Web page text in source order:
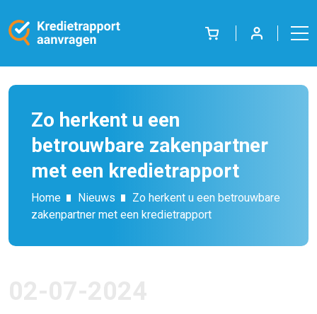
Zo herkent u een
betrouwbare zakenpartner
met een kredietrapport
Home Nieuws
Zo herkent u een betrouwbare
zakenpartner met een kredietrapport